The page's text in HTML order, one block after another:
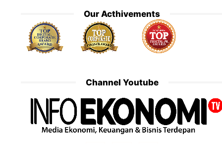
Our Acthivements
Channel Youtube